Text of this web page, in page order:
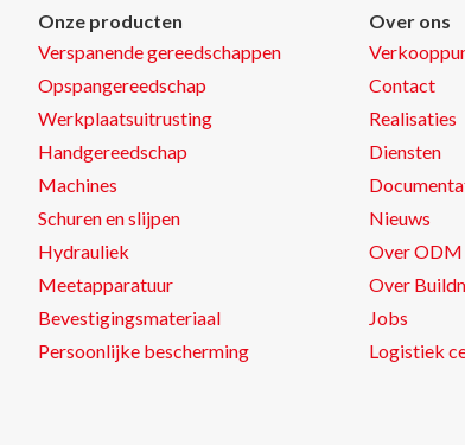
Onze producten
Verspanende gereedschappen
Opspangereedschap
Werkplaatsuitrusting
Handgereedschap
Machines
Schuren en slijpen
Hydrauliek
Meetapparatuur
Bevestigingsmateriaal
Persoonlijke bescherming
Over ons
Contact
Realisaties
Diensten
Nieuws
Over ODM
Over
Jobs
Logistiek